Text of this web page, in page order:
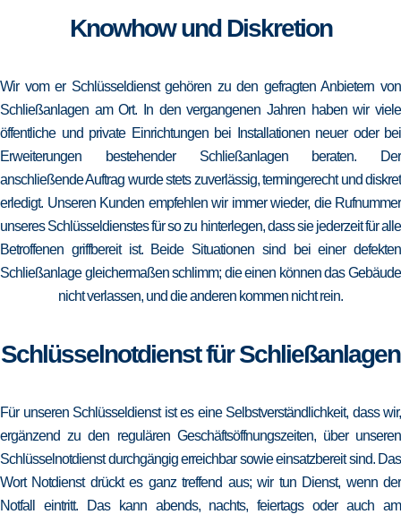
Knowhow und Diskretion
Wir vom er Schlüsseldienst gehören zu den gefragten Anbietern von
Schließanlagen am Ort. In den vergangenen Jahren haben wir viele
öffentliche und private Einrichtungen bei Installationen neuer oder bei
Erweiterungen bestehender Schließanlagen beraten. Der
anschließende Auftrag wurde stets zuverlässig, termingerecht und diskret
erledigt. Unseren Kunden empfehlen wir immer wieder, die Rufnummer
unseres Schlüsseldienstes für so zu hinterlegen, dass sie jederzeit für alle
Betroffenen griffbereit ist. Beide Situationen sind bei einer defekten
Schließanlage gleichermaßen schlimm; die einen können das Gebäude
nicht verlassen, und die anderen kommen nicht rein.
Schlüsselnotdienst für Schließanlagen
Für unseren Schlüsseldienst ist es eine Selbstverständlichkeit, dass wir,
ergänzend zu den regulären Geschäftsöffnungszeiten, über unseren
Schlüsselnotdienst durchgängig erreichbar sowie einsatzbereit sind. Das
Wort Notdienst drückt es ganz treffend aus; wir tun Dienst, wenn der
Notfall eintritt. Das kann abends, nachts, feiertags oder auch am